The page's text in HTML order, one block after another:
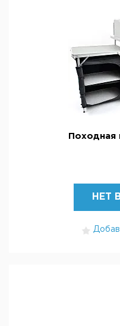
Походная
НЕТ